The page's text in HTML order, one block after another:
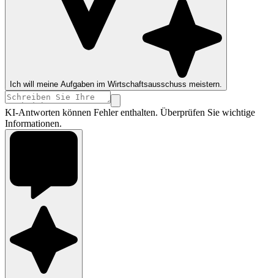
Ich will meine Aufgaben im Wirtschaftsausschuss meistern.
KI-Antworten können Fehler enthalten. Überprüfen Sie wichtige
Informationen.